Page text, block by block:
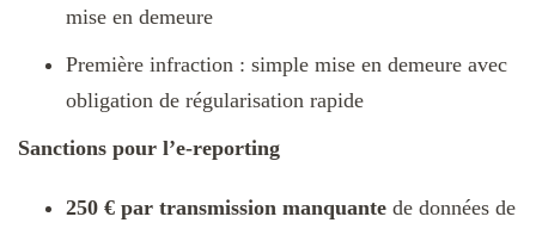
mise en demeure
Première infraction : simple mise en demeure avec
obligation de régularisation rapide​
Sanctions pour l’e-reporting
250 € par transmission manquante de données de